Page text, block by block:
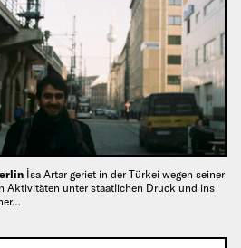
İsa Artar geriet in der Türkei wegen seiner
Aktivitäten unter staatlichen Druck und ins